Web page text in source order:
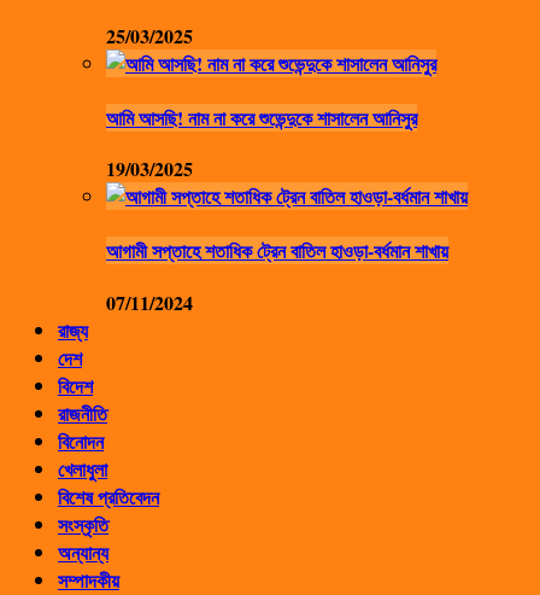
25/03/2025
আমি আসছি! নাম না করে শুভেন্দুকে শাসালেন আনিসুর
19/03/2025
আগামী সপ্তাহে শতাধিক ট্রেন বাতিল হাওড়া-বর্ধমান শাখায়
07/11/2024
রাজ্য
দেশ
বিদেশ
রাজনীতি
বিনোদন
খেলাধুলা
বিশেষ প্রতিবেদন
সংস্কৃতি
অন্যান্য
সম্পাদকীয়